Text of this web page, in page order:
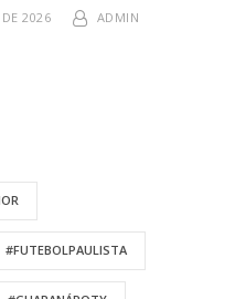
2026 ADMIN
#FUTEBOLPAULISTA